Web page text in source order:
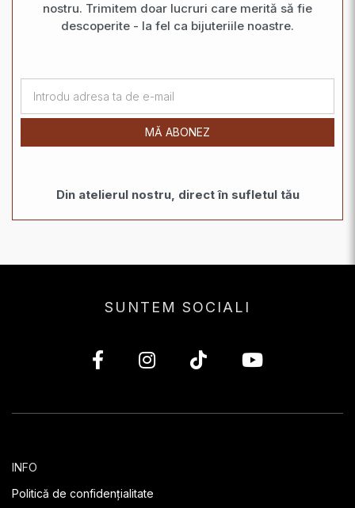
nostru. Trimitem doar lucruri care merită să fie
descoperite - la fel ca bijuteriile noastre.
MĂ ABONEZ
Din atelierul nostru, direct în sufletul tău
SUNTEM SOCIALI
INFO
Politică de confidențialitate